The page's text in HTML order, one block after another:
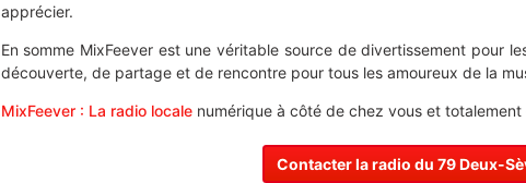
apprécier.
En somme MixFeever est une véritable source de divertissement pour
découverte, de partage et de rencontre pour tous les amoureux de la
MixFeever : La radio localenumérique à côté de chez vous et totalement
Contacter la radio du 79 Deux-